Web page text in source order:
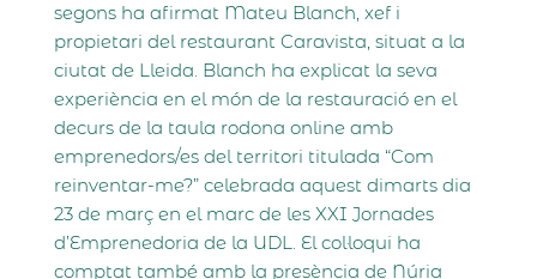
segons ha afirmat Mateu Blanch, xef i
propietari del restaurant Caravista, situat a la
ciutat de Lleida. Blanch ha explicat la seva
experiència en el món de la restauració en el
decurs de la taula rodona online amb
emprenedors/es del territori titulada “Com
reinventar-me?” celebrada aquest dimarts dia
23 de març en el marc de les XXI Jornades
d’Emprenedoria de la UDL. El col·loqui ha
comptat també amb la presència de Núria